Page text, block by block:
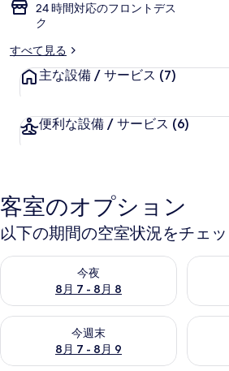
24 時間対応のフロントデス
ク
すべて見る
主な設備 / サービス (7)
便利な設備 / サービス (6)
客室のオプション
以下の期間の空室状況をチェッ
今夜
8月 7 - 8月 8
今夜 8月 7 - 8月 8 の空室状況をチェック
明日 8
今週末
8月 7 - 8月 9
今週末 8月 7 - 8月 9 の空室状況をチェ
来週末